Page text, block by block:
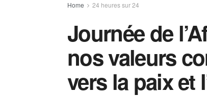
Home 24 heures sur 24
Journée de
nos valeurs
vers la paix et